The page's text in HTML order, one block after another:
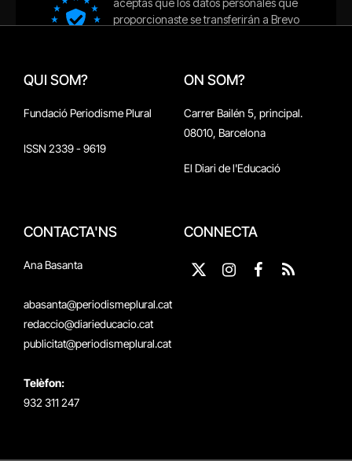
QUI SOM?
Fundació Periodisme Plural
ISSN 2339 - 9619
ON SOM?
Carrer Bailén 5, principal.
08010, Barcelona
El Diari de l'Educació
CONTACTA'NS
Ana Basanta
abasanta@periodismeplural.cat
redaccio@diarieducacio.cat
publicitat@periodismeplural.cat
Telèfon:
932 311 247
CONNECTA
X
Instagram
Facebook
RSS